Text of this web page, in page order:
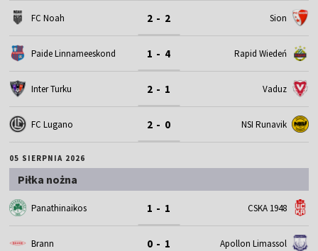
FC Noah 2 - 2 Sion
Paide Linnameeskond 1 - 4 Rapid Wiedeń
Inter Turku 2 - 1 Vaduz
FC Lugano 2 - 0 NSI Runavik
05 SIERPNIA 2026
Piłka nożna
Panathinaikos 1 - 1 CSKA 1948
Brann 0 - 1 Apollon Limassol